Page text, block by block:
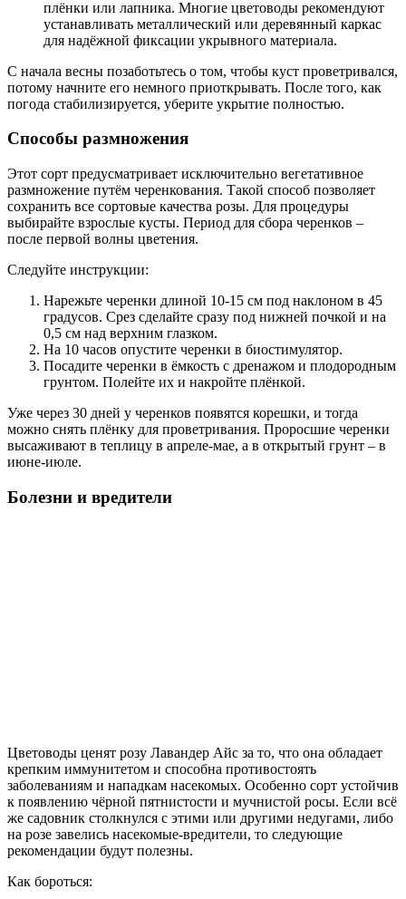
плёнки или лапника. Многие цветоводы рекомендуют
устанавливать металлический или деревянный каркас
для надёжной фиксации укрывного материала.
С начала весны позаботьтесь о том, чтобы куст проветривался,
потому начните его немного приоткрывать. После того, как
погода стабилизируется, уберите укрытие полностью.
Способы размножения
Этот сорт предусматривает исключительно вегетативное
размножение путём черенкования. Такой способ позволяет
сохранить все сортовые качества розы. Для процедуры
выбирайте взрослые кусты. Период для сбора черенков –
после первой волны цветения.
Следуйте инструкции:
Нарежьте черенки длиной 10-15 см под наклоном в 45
градусов. Срез сделайте сразу под нижней почкой и на
0,5 см над верхним глазком.
На 10 часов опустите черенки в биостимулятор.
Посадите черенки в ёмкость с дренажом и плодородным
грунтом. Полейте их и накройте плёнкой.
Уже через 30 дней у черенков появятся корешки, и тогда
можно снять плёнку для проветривания. Проросшие черенки
высаживают в теплицу в апреле-мае, а в открытый грунт – в
июне-июле.
Болезни и вредители
Цветоводы ценят розу Лавандер Айс за то, что она обладает
крепким иммунитетом и способна противостоять
заболеваниям и нападкам насекомых. Особенно сорт устойчив
к появлению чёрной пятнистости и мучнистой росы. Если всё
же садовник столкнулся с этими или другими недугами, либо
на розе завелись насекомые-вредители, то следующие
рекомендации будут полезны.
Как бороться: